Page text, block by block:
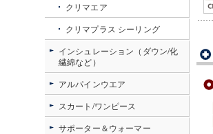
クリマエア
クリマプラス シーリング
インシュレーション（ダウン/化
繊綿など）
アルパインウエア
スカート/ワンピース
サポーター＆ウォーマー